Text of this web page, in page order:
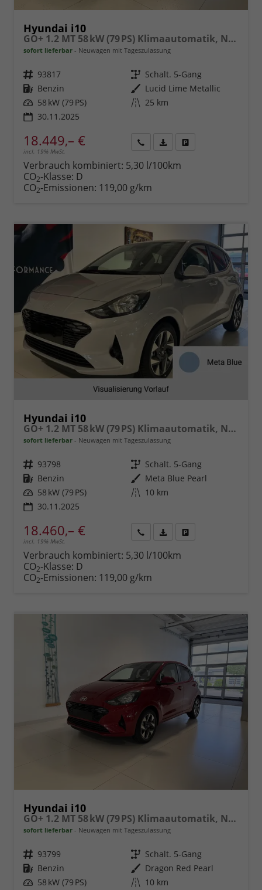
Hyundai i10
GO+ 1.2 MT 58 kW (79 PS) Klimaautomatik, Navigationssystem, Apple CarPlay & Android Auto, Sitzheizung, Lenkradheizung, Einparkhilfe hinten, Rückfahrkamera, Privacy Glass, 15" Leichtmetallfelgen, uvm.
sofort lieferbar Neuwagen mit Tageszulassung
Fahrzeugnr. 93817 Getriebe Schalt. 5-Gang
Kraftstoff Benzin Außenfarbe Lucid Lime Metallic
Leistung 58 kW (79 PS) Kilometerstand 25 km
30.11.2025
18.449,– €
incl. 19% MwSt.
anfordern
Datei,
Verbrauch kombiniert: 5,30 l/100km
CO2-Klasse: D
CO2-Emissionen: 119,00 g/km
Hyundai i10
GO+ 1.2 MT 58 kW (79 PS) Klimaautomatik, Navigationssystem, Apple CarPlay & Android Auto, Sitzheizung, Lenkradheizung, Einparkhilfe hinten, Rückfahrkamera, Privacy Glass, 15" Leichtmetallfelgen, uvm.
sofort lieferbar Neuwagen mit Tageszulassung
Fahrzeugnr. 93798 Getriebe Schalt. 5-Gang
Kraftstoff Benzin Außenfarbe Meta Blue Pearl
Leistung 58 kW (79 PS) Kilometerstand 10 km
30.11.2025
18.460,– €
incl. 19% MwSt.
anfordern
Datei,
Verbrauch kombiniert: 5,30 l/100km
CO2-Klasse: D
CO2-Emissionen: 119,00 g/km
Hyundai i10
GO+ 1.2 MT 58 kW (79 PS) Klimaautomatik, Navigationssystem, Apple CarPlay & Android Auto, Sitzheizung, Lenkradheizung, Einparkhilfe hinten, Rückfahrkamera, Privacy Glass, 15" Leichtmetallfelgen, uvm.
sofort lieferbar Neuwagen mit Tageszulassung
Fahrzeugnr. 93799 Getriebe Schalt. 5-Gang
Kraftstoff Benzin Außenfarbe Dragon Red Pearl
Leistung 58 kW (79 PS) Kilometerstand 10 km